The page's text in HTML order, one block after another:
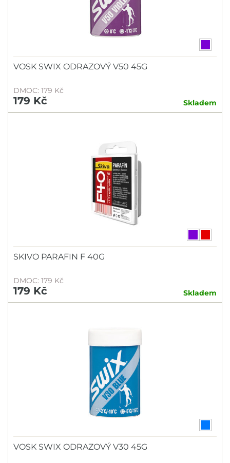
VOSK SWIX ODRAZOVÝ V50 45G
DMOC: 179 Kč
179 Kč Skladem
SKIVO PARAFIN F 40G
DMOC: 179 Kč
179 Kč Skladem
VOSK SWIX ODRAZOVÝ V30 45G